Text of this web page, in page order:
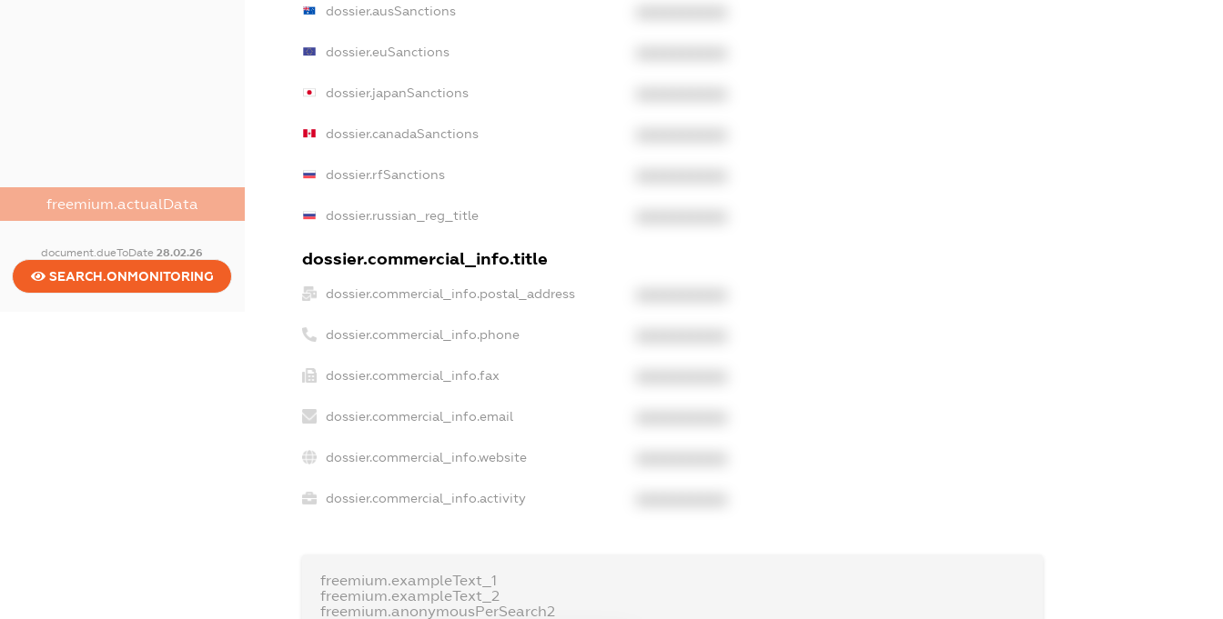
freemium.actualData
document.dueToDate28.02.26
SEARCH.ONMONITORING
dossier.ausSanctions
dossier.euSanctions
dossier.japanSanctions
dossier.canadaSanctions
dossier.rfSanctions
dossier.russian_reg_title
dossier.commercial_info.title
dossier.commercial_info.postal_address
dossier.commercial_info.phone
dossier.commercial_info.fax
dossier.commercial_info.email
dossier.commercial_info.website
dossier.commercial_info.activity
freemium.exampleText_1
freemium.exampleText_2
freemium.anonymousPerSearch2